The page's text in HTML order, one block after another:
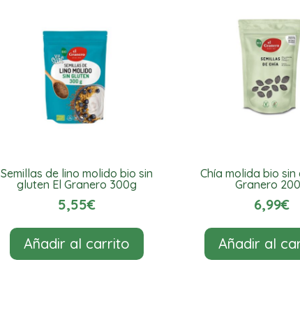
Semillas de lino molido bio sin
gluten El Granero 300g
5,55€
Añadir al carrito
Chía molida bio sin
Granero
6,99€
Añadir al